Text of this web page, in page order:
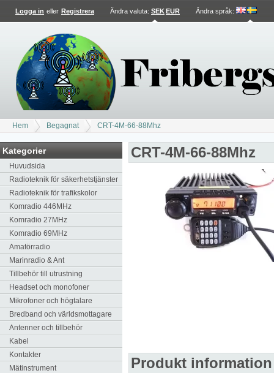
Logga in eller Registrera Ändra valuta: SEKEUR Ändra språk:
Hem Begagnat CRT-4M-66-88Mhz
Kategorier
Huvudsida
Radioteknik för säkerhetstjänster
Radioteknik för trafikskolor
Komradio 446MHz
Komradio 27MHz
Komradio 69MHz
Amatörradio
Marinradio & Ant
Tillbehör till utrustning
Headset och monofoner
Mikrofoner och högtalare
Bredband och världsmottagare
Antenner och tillbehör
Kabel
Kontakter
Mätinstrument
CRT-4M-66-88Mhz
Produkt information